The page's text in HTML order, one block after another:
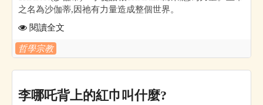
之名為沙伽蒂,因祂有力量造成整個世界。
閱讀全文
哲學宗教
李哪吒背上的紅巾叫什麼?